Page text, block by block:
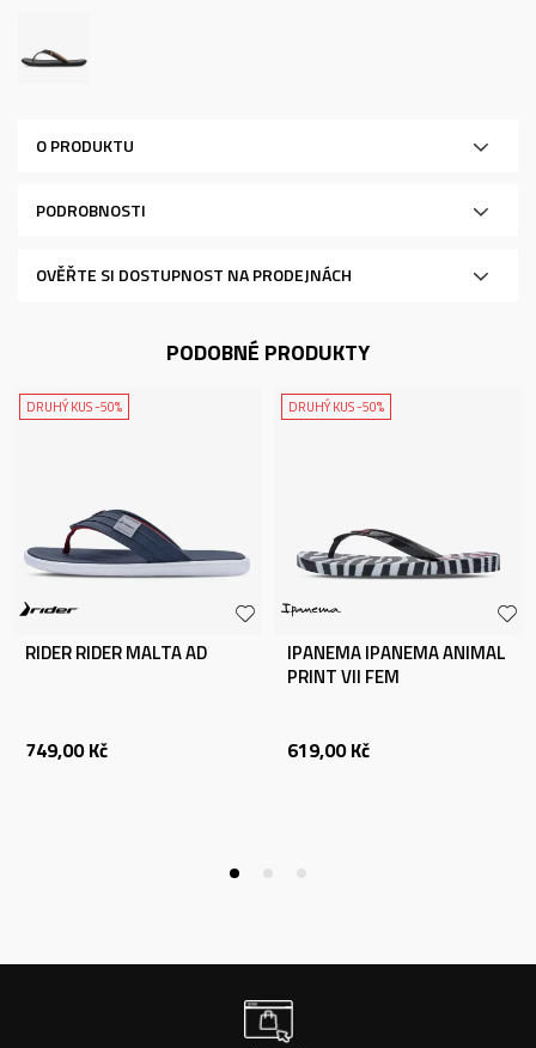
O PRODUKTU
PODROBNOSTI
OVĚŘTE SI DOSTUPNOST NA PRODEJNÁCH
PODOBNÉ PRODUKTY
DRUHÝ KUS -50%
RIDER RIDER MALTA AD
749,00 Kč
DRUHÝ KUS -50%
IPANEMA IPANEMA ANIMAL
PRINT VII FEM
619,00 Kč